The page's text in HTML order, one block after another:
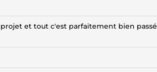
et tout c'est parfaitement bien passé